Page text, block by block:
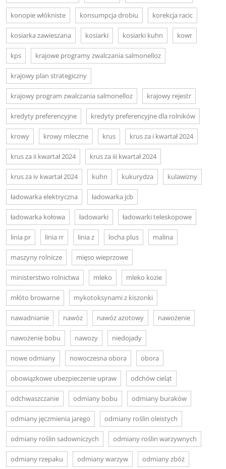
konopie włókniste konsumpcja drobiu korekcja racic
kosiarka zawieszana kosiarki kosiarki kuhn kowr
kps krajowe programy zwalczania salmonelloz
krajowy plan strategiczny
krajowy program zwalczania salmonelloz krajowy rejestr
kredyty preferencyjne kredyty preferencyjne dla rolników
krowy krowy mleczne krus krus za i kwartał 2024
krus za ii kwartał 2024 krus za iii kwartał 2024
krus za iv kwartał 2024 kuhn kukurydza kulawizny
ładowarka elektryczna ładowarka jcb
ładowarka kołowa ładowarki ładowarki teleskopowe
linia pr linia rr linia z locha plus malina
maszyny rolnicze mięso wieprzowe
ministerstwo rolnictwa mleko mleko kozie
młóto browarne mykotoksynami z kiszonki
nawadnianie nawóz nawóz azotowy nawożenie
nawożenie bobu nawozy niedojady
nowe odmiany nowoczesna obora obora
obowiązkowe ubezpieczenie upraw odchów cieląt
odchwaszczanie odmiany bobu odmiany buraków
odmiany jęczmienia jarego odmiany roślin oleistych
odmiany roślin sadowniczych odmiany roślin warzywnych
odmiany rzepaku odmiany warzyw odmiany zbóż